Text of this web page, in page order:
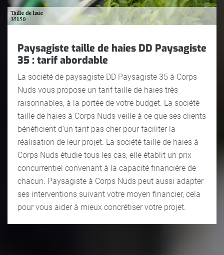
Paysagiste taille de haies DD Paysagiste
35 : tarif abordable
La société de paysagiste DD Paysagiste 35 à Corps
Nuds vous propose un tarif taille de haies très
raisonnables, à la portée de votre budget. La société
taille de haies à Corps Nuds veille à ce que ses clients
bénéficient d’un tarif pas cher pour faciliter la
réalisation de leur projet. La société taille de haies à
Corps Nuds étudie tous les cas, elle établit un prix
concurrentiel convenant à la capacité financière de
chacun. Paysagiste à Corps Nuds peut aussi adapter
ses interventions suivant votre moyen financier, cela
pour vous aider à mieux concrétiser votre projet.